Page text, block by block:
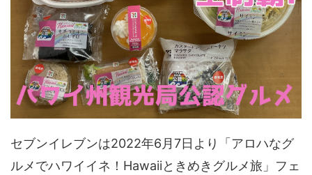
セブンイレブンは2022年6月7日より「アロハなグ
ルメでハワイイネ！Hawaiiときめきグルメ旅」フェ